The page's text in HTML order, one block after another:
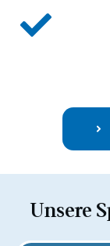
Unsere